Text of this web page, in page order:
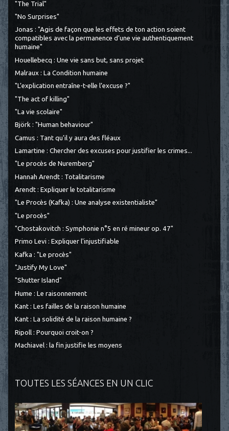
"The Trial"
"No Surprises"
Jonas : "Agis de façon que les effets de ton action soient
compatibles avec la permanence d’une vie authentiquement
humaine"
Houellebecq : Une vie sans but, sans projet
Malraux : La Condition humaine
"L’explication entraîne-t-elle l’excuse ?"
"The act of killing"
"La vie scolaire"
Björk : "Human behaviour"
Camus : Tant qu'il y aura des fléaux
Lamartine : Chercher des excuses pour justifier les crimes...
"Le procès de Nuremberg"
Hannah Arendt : Totalitarisme
Arendt : Expliquer le totalitarisme
"Le Procès (Kafka) : Une analyse existentialiste"
"Le procès"
"Chostakovitch : Symphonie n°5 en ré mineur op. 47"
Primo Levi : Expliquer l'injustifiable
Kafka : "Le procès"
"Justify My Love"
"Shutter Island"
Hume : Le raisonnement
Kant : Les failles de la raison humaine
Kant : La solidité de la raison humaine ?
Ripoll : Pourquoi croit-on ?
Machiavel : la fin justifie les moyens
TOUTES LES SÉANCES EN UN CLIC